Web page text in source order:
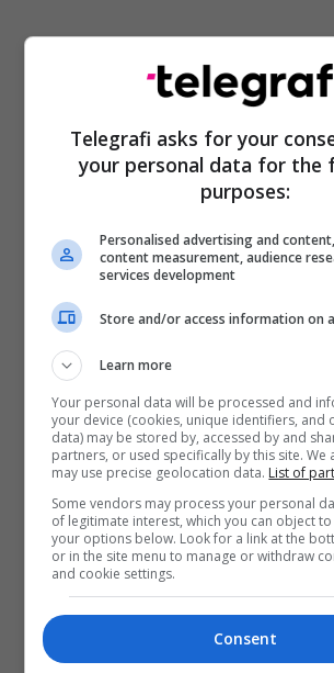
Telegrafi asks for your
your personal data for the
purposes:
Personalised advertising and
content measurement, audience
services development
Store and/or access information on
Learn more
Your personal data will be processed and
your device (cookies, unique identifiers, and
data) may be stored by, accessed by and
partners, or used specifically by this site.
may use precise geolocation data. List of
Some vendors may process your personal
of legitimate interest, which you can object
your options below. Look for a link at the
or in the site menu to manage or withdraw
and cookie settings.
Consent